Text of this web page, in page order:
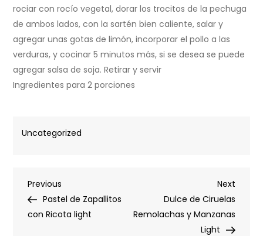
rociar con rocío vegetal, dorar los trocitos de la pechuga
de ambos lados, con la sartén bien caliente, salar y
agregar unas gotas de limón, incorporar el pollo a las
verduras, y cocinar 5 minutos más, si se desea se puede
agregar salsa de soja. Retirar y servir
Ingredientes para 2 porciones
Uncategorized
Post
navigation
Previous
Post
Previous
Pastel de Zapallitos
con Ricota light
Next
Post
Next
Dulce de Ciruelas
Remolachas y Manzanas
Light